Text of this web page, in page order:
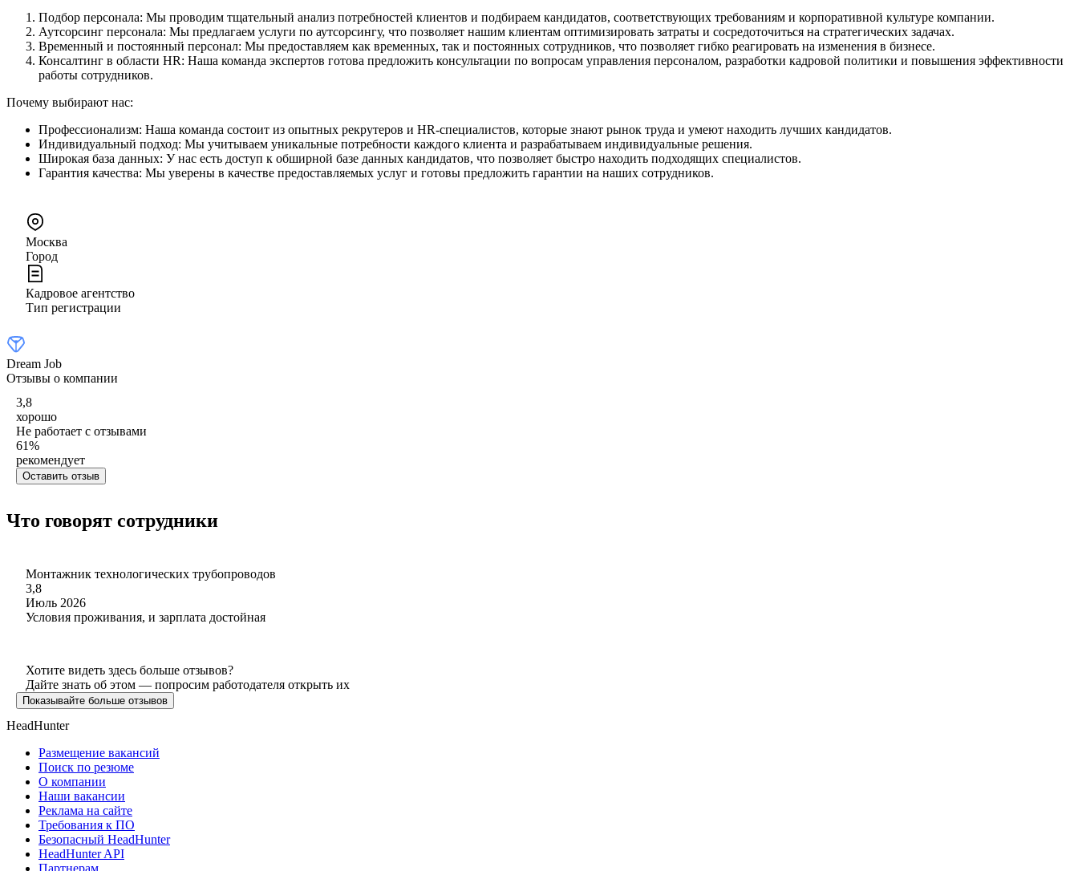
Подбор персонала: Мы проводим тщательный анализ потребностей клиентов и подбираем кандидатов, соответствующих требованиям и корпоративной культуре компании.
Аутсорсинг персонала: Мы предлагаем услуги по аутсорсингу, что позволяет нашим клиентам оптимизировать затраты и сосредоточиться на стратегических задачах.
Временный и постоянный персонал: Мы предоставляем как временных, так и постоянных сотрудников, что позволяет гибко реагировать на изменения в бизнесе.
Консалтинг в области HR: Наша команда экспертов готова предложить консультации по вопросам управления персоналом, разработки кадровой политики и повышения эффективности
работы сотрудников.
Почему выбирают нас:
Профессионализм: Наша команда состоит из опытных рекрутеров и HR-специалистов, которые знают рынок труда и умеют находить лучших кандидатов.
Индивидуальный подход: Мы учитываем уникальные потребности каждого клиента и разрабатываем индивидуальные решения.
Широкая база данных: У нас есть доступ к обширной базе данных кандидатов, что позволяет быстро находить подходящих специалистов.
Гарантия качества: Мы уверены в качестве предоставляемых услуг и готовы предложить гарантии на наших сотрудников.
Москва
Город
Кадровое агентство
Тип регистрации
Dream Job
Отзывы о компании
3,8
хорошо
Не работает с отзывами
61%
рекомендует
Оставить отзыв
Что говорят сотрудники
Монтажник технологических трубопроводов
3,8
Июль 2026
Условия проживания, и зарплата достойная
Хотите видеть здесь больше отзывов?
Дайте знать об этом — попросим работодателя открыть их
Показывайте больше отзывов
HeadHunter
Размещение вакансий
Поиск по резюме
О компании
Наши вакансии
Реклама на сайте
Требования к ПО
Безопасный HeadHunter
HeadHunter API
Партнерам